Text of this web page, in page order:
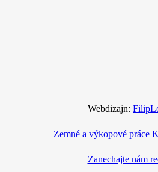
Webdizajn:
Zemné a výkopové práce
Zanechajte nám